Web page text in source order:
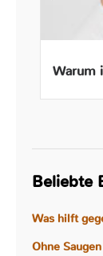
Warum
Beliebte
Was hilft
Ohne